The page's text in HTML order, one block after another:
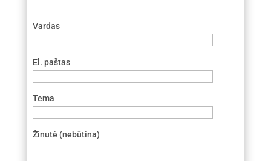
Vardas
El. paštas
Tema
Žinutė (nebūtina)